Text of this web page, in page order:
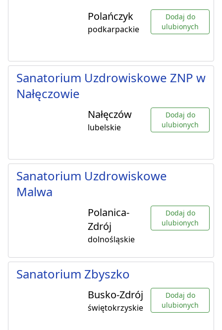
Polańczyk
podkarpackie
Dodaj do
ulubionych
Sanatorium Uzdrowiskowe ZNP w
Nałęczowie
Nałęczów
lubelskie
Dodaj do
ulubionych
Sanatorium Uzdrowiskowe
Malwa
Polanica-
Zdrój
dolnośląskie
Dodaj do
ulubionych
Sanatorium Zbyszko
Busko-Zdrój
świętokrzyskie
Dodaj do
ulubionych